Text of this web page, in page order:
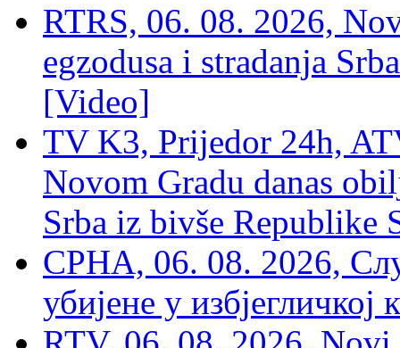
RTRS, 06. 08. 2026,
egzodusa i stradanja
[Video]
TV K3, Prijedor 24h,
Novom Gradu danas
Srba iz bivše Republike
СРНА, 06. 08. 2026,
убијене у избјегличкој